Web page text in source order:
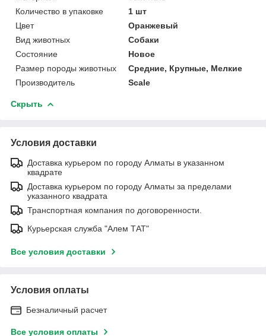
Количество в упаковке
1 шт
Цвет
Оранжевый
Вид животных
Собаки
Состояние
Новое
Размер породы животных
Средние, Крупные, Мелкие
Производитель
Scale
Скрыть
Условия доставки
Доставка курьером по городу Алматы в указанном
квадрате
Доставка курьером по городу Алматы за пределами
указанного квадрата
Транспортная компания по договоренности.
Курьерская служба "Алем ТАТ"
Все условия доставки
Условия оплаты
Безналичный расчет
Все условия оплаты